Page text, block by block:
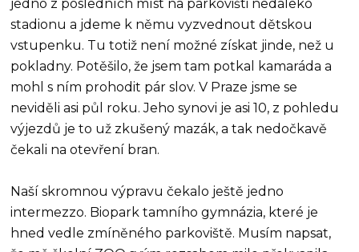
jedno z posledních míst na parkovišti nedaleko
stadionu a jdeme k němu vyzvednout dětskou
vstupenku. Tu totiž není možné získat jinde, než u
pokladny. Potěšilo, že jsem tam potkal kamaráda a
mohl s ním prohodit pár slov. V Praze jsme se
neviděli asi půl roku. Jeho synovi je asi 10, z pohledu
výjezdů je to už zkušený mazák, a tak nedočkavě
čekali na otevření bran.
Naší skromnou výpravu čekalo ještě jedno
intermezzo. Biopark tamního gymnázia, které je
hned vedle zmíněného parkoviště. Musím napsat,